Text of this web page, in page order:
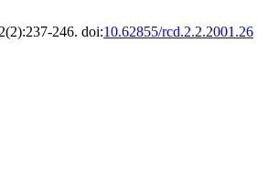
246. doi:10.62855/rcd.2.2.2001.26